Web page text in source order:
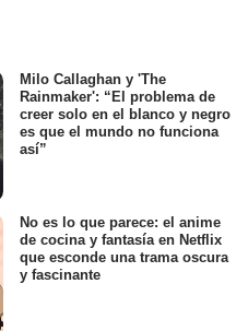
Milo Callaghan y 'The
Rainmaker': “El problema de
creer solo en el blanco y negro
es que el mundo no funciona
así”
No es lo que parece: el anime
de cocina y fantasía en Netflix
que esconde una trama oscura
y fascinante